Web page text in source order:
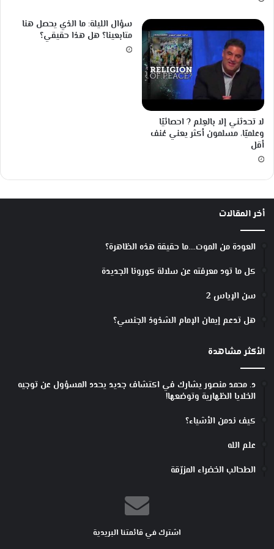
م
ل
ة
ا
ل
ذ
ر
ي
لا تحدثني إلا بالعِلم ? احصائيًا
وعلميًا، مسلمون أكثر يعني عُنف
أقل
سؤال الليلة: ما الذي يحصل هنا
متابعينا؟ هل هذا حقيقي؟
أخر المقالات
العودة من الموت….ما حقيقة هذه الظاهرة؟
كل ما تود معرفته عن سلالة كورونا الجديدة
سن الإياس 2
هل تدعم إيمان الإمام الشذوذ الجنسي؟
الأكثر مشاهدة
د. محمد منصور يشارك في اكتشاف جديد يحدد المسؤول عن توجيه
الخلايا الظهارية وتوضعها!
كيف ندمن الأشياء؟
علم الله
الطحالب الخضراء المزرّقة
اشترك في قائمتنا البريدية